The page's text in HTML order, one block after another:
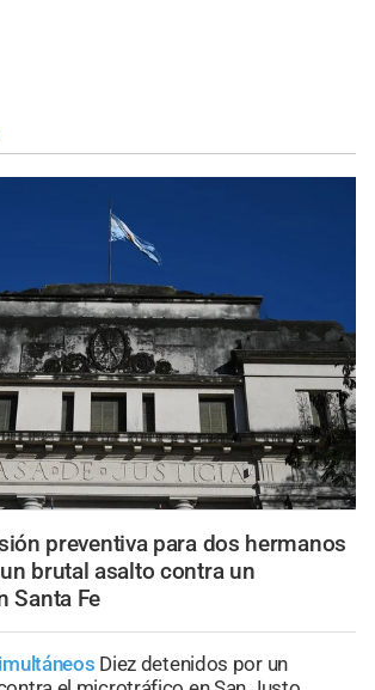
preventiva para dos hermanos
brutal asalto contra un
Santa Fe
Diez detenidos por un